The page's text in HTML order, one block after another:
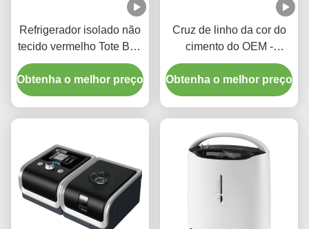
Refrigerador isolado não
tecido vermelho Tote Bag
For Storage de Rosh Eco
Obtenha o melhor preço
Cruz de linho da cor do
cimento do OEM -
impressão da
transferência térmica do
saco do almoço do corpo
Obtenha o melhor preço